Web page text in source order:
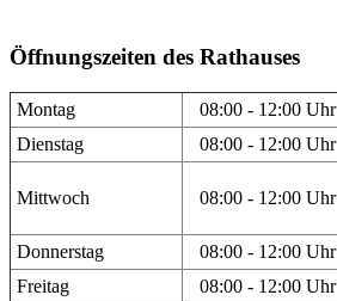
Öffnungszeiten des Rathauses
Montag 08:00 - 12:00 Uhr
Dienstag
08:00 - 12:00 Uhr
Mittwoch 08:00 - 12:00 Uhr
Donnerstag 08:00 - 12:00 Uhr
Freitag
08:00 - 12:00 Uhr